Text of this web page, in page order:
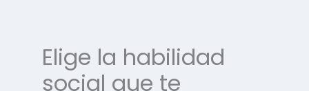
Elige la habilidad
social que te